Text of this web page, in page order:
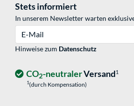
Stets informiert
In unserem Newsletter warten
Hinweise zum Datenschutz
CO2-neutralerVersand1
1(durch Kompensation)